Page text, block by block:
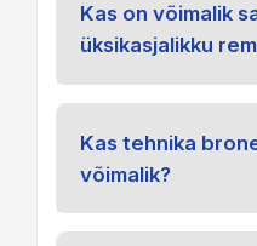
Kas on võimalik
üksikasjalikku
Kas tehnika
võimalik?